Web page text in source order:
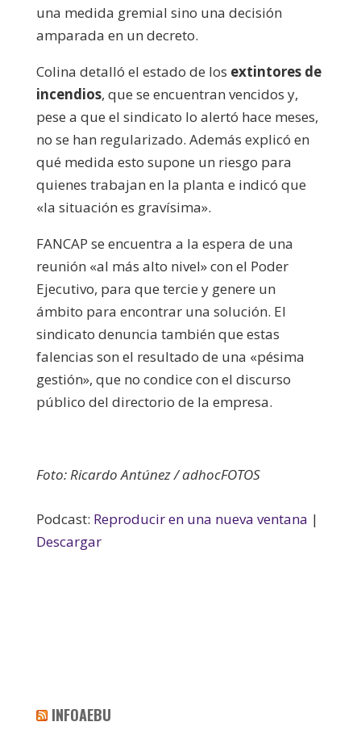
una medida gremial sino una decisión
amparada en un decreto.
Colina detalló el estado de los extintores de
incendios, que se encuentran vencidos y,
pese a que el sindicato lo alertó hace meses,
no se han regularizado. Además explicó en
qué medida esto supone un riesgo para
quienes trabajan en la planta e indicó que
«la situación es gravísima».
FANCAP se encuentra a la espera de una
reunión «al más alto nivel» con el Poder
Ejecutivo, para que tercie y genere un
ámbito para encontrar una solución. El
sindicato denuncia también que estas
falencias son el resultado de una «pésima
gestión», que no condice con el discurso
público del directorio de la empresa.
Foto: Ricardo Antúnez / adhocFOTOS
Podcast: Reproducir en una nueva ventana |
Descargar
INFOAEBU